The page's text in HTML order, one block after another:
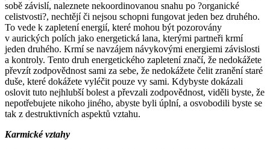
sobě závislí, naleznete nekoordinovanou snahu po ?organické
celistvosti?, nechtějí či nejsou schopni fungovat jeden bez druhého.
To vede k zapletení energií, které mohou být pozorovány
v aurických polích jako energetická lana, kterými partneři krmí
jeden druhého. Krmí se navzájem návykovými energiemi závislosti
a kontroly. Tento druh energetického zapletení značí, že nedokážete
převzít zodpovědnost sami za sebe, že nedokážete čelit zranění staré
duše, které dokážete vyléčit pouze vy sami. Kdybyste dokázali
oslovit tuto nejhlubší bolest a převzali zodpovědnost, viděli byste, že
nepotřebujete nikoho jiného, abyste byli úplní, a osvobodili byste se
tak z destruktivních aspektů vztahu.
Karmické vztahy